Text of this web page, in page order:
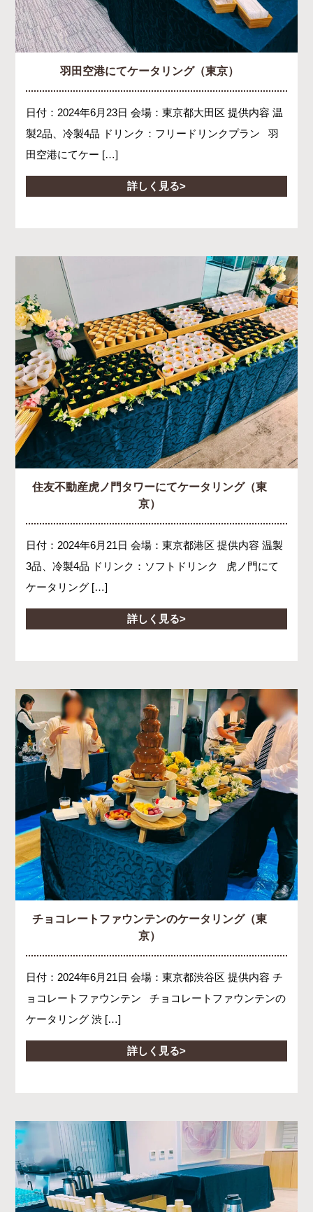
羽田空港にてケータリング（東京）
日付：2024年6月23日 会場：東京都大田区 提供内容 温
製2品、冷製4品 ドリンク：フリードリンクプラン 羽
田空港にてケー […]
詳しく見る
住友不動産虎ノ門タワーにてケータリング（東
京）
日付：2024年6月21日 会場：東京都港区 提供内容 温製
3品、冷製4品 ドリンク：ソフトドリンク 虎ノ門にて
ケータリング […]
詳しく見る
チョコレートファウンテンのケータリング（東
京）
日付：2024年6月21日 会場：東京都渋谷区 提供内容 チ
ョコレートファウンテン チョコレートファウンテンの
ケータリング 渋 […]
詳しく見る